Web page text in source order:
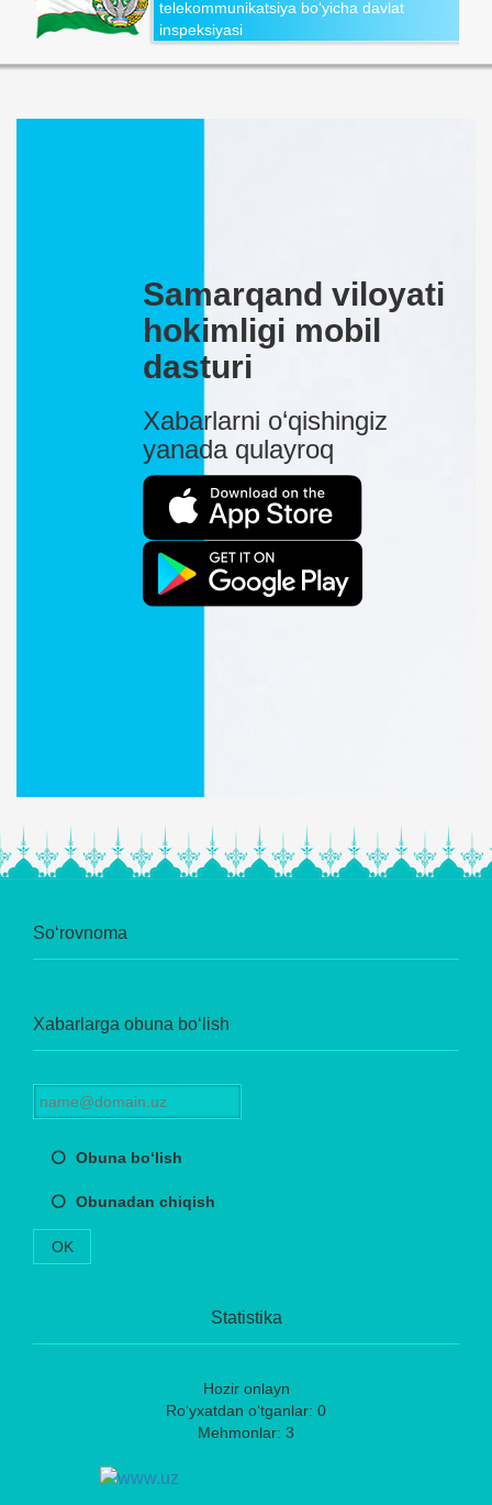
telekommunikatsiya bo‘yicha davlat
inspeksiyasi
Samarqand viloyati
hokimligi mobil
dasturi
Xabarlarni o‘qishingiz
yanada qulayroq
So‘rovnoma
Xabarlarga obuna bo‘lish
Obuna bo‘lish
Obunadan chiqish
OK
Statistika
Hozir onlayn
Ro‘yxatdan o‘tganlar: 0
Mehmonlar: 3